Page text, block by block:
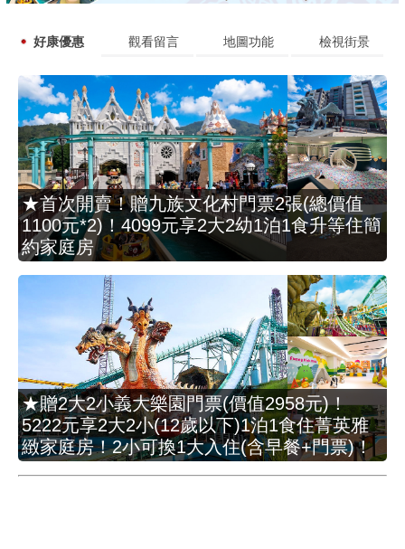
好康優惠 觀看留言 地圖功能 檢視街景
★首次開賣！贈九族文化村門票2張(總價值
1100元*2)！4099元享2大2幼1泊1食升等住簡
約家庭房
★贈2大2小義大樂園門票(價值2958元)！
5222元享2大2小(12歲以下)1泊1食住菁英雅
緻家庭房！2小可換1大入住(含早餐+門票)！